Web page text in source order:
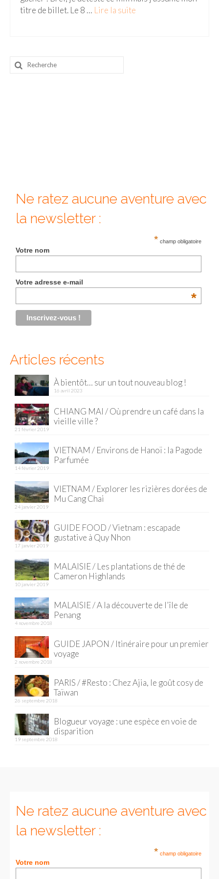
Beijing
Xi’An
Corée du Sud
Nikko
Tokyo
Cameron Highlands
Vietnam
Hanoi
Hué
Mu Cang Chai
Quy Nhon
France
Paris
Saint-Malo
Vendée
Allemagne
Berlin
Munich
Danemark
Copenhague
Portugal
– Munich
titre de billet. Le 8 … Lire la suite­­
Rechercher
:
Ne ratez aucune aventure avec
la newsletter :
* champ obligatoire
Votre nom
Votre adresse e-mail
*
Articles récents
À bientôt… sur un tout nouveau blog !
16 avril 2023
CHIANG MAI / Où prendre un café dans la
vieille ville ?
21 février 2019
VIETNAM / Environs de Hanoï : la Pagode
Parfumée
14 février 2019
VIETNAM / Explorer les rizières dorées de
Mu Cang Chai
24 janvier 2019
GUIDE FOOD / Vietnam : escapade
gustative à Quy Nhon
17 janvier 2019
MALAISIE / Les plantations de thé de
Cameron Highlands
10 janvier 2019
MALAISIE / A la découverte de l’île de
Penang
4 novembre 2018
GUIDE JAPON / Itinéraire pour un premier
voyage
2 novembre 2018
PARIS / #Resto : Chez Ajia, le goût cosy de
Taïwan
26 septembre 2018
Blogueur voyage : une espèce en voie de
disparition
19 septembre 2018
Ne ratez aucune aventure avec
la newsletter :
* champ obligatoire
Votre nom